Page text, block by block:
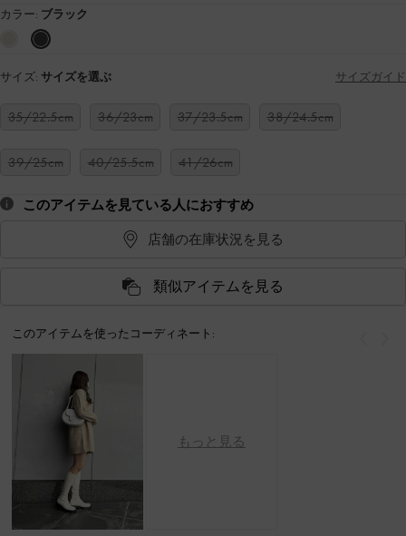
カラー: ブラック
サイズ: サイズを選ぶ サイズガイド
35/22.5cm 36/23cm 37/23.5cm 38/24.5cm
39/25cm 40/25.5cm 41/26cm
このアイテムを見ている人におすすめ
店舗の在庫状況を見る
類似アイテムを見る
このアイテムを使ったコーディネート:
もっと見る